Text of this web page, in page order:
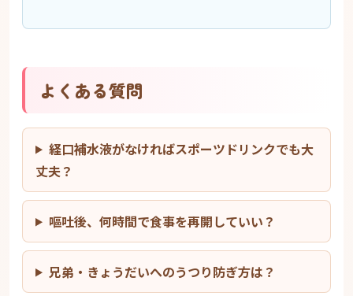
よくある質問
経口補水液がなければスポーツドリンクでも大
丈夫？
嘔吐後、何時間で食事を再開していい？
兄弟・きょうだいへのうつり防ぎ方は？